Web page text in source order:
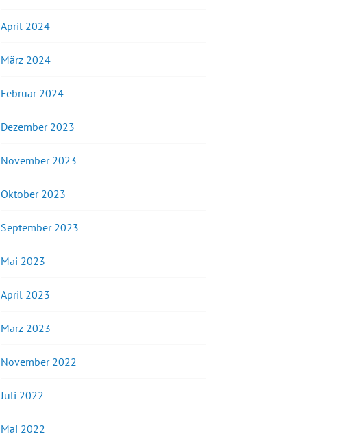
April 2024
März 2024
Februar 2024
Dezember 2023
November 2023
Oktober 2023
September 2023
Mai 2023
April 2023
März 2023
November 2022
Juli 2022
Mai 2022